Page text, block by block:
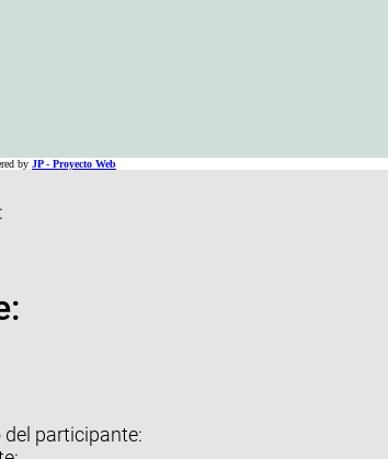
by JP - Proyecto Web
participante: